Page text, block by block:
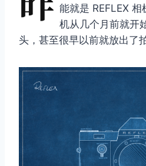
能就是 REFLEX
机从几个月前就开
头，甚至很早以前就放出了